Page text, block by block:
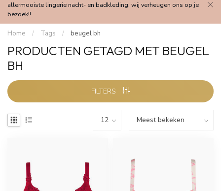
allermooiste lingerie nacht- en badkleding, wij verheugen ons op je
bezoek!!
Home / Tags / beugel bh
PRODUCTEN GETAGD MET BEUGEL
BH
FILTERS